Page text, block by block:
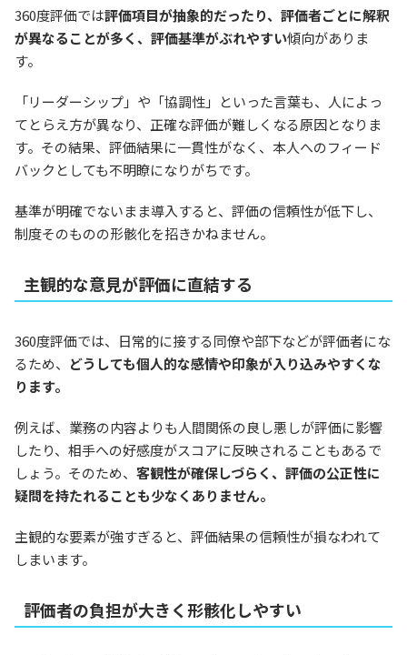
360度評価では評価項目が抽象的だったり、評価者ごとに解釈
が異なることが多く、評価基準がぶれやすい傾向がありま
す。
「リーダーシップ」や「協調性」といった言葉も、人によっ
てとらえ方が異なり、正確な評価が難しくなる原因となりま
す。その結果、評価結果に一貫性がなく、本人へのフィード
バックとしても不明瞭になりがちです。
基準が明確でないまま導入すると、評価の信頼性が低下し、
制度そのものの形骸化を招きかねません。
主観的な意見が評価に直結する
360度評価では、日常的に接する同僚や部下などが評価者にな
るため、
どうしても個人的な感情や印象が入り込みやすくな
ります。
例えば、業務の内容よりも人間関係の良し悪しが評価に影響
したり、相手への好感度がスコアに反映されることもあるで
しょう。そのため、 客観性が確保しづらく、評価の公正性に
疑問を持たれることも少なくありません。
主観的な要素が強すぎると、評価結果の信頼性が損なわれて
しまいます。
評価者の負担が大きく形骸化しやすい